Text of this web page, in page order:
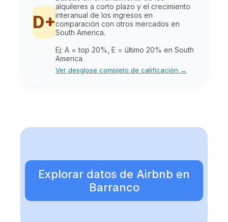
D+
alquileres a corto plazo y el crecimiento
interanual de los ingresos en
comparación con otros mercados en
South America.
Ej: A = top 20%, E = último 20% en South
America.
Ver desglose completo de calificación →
Explorar datos de Airbnb en
Barranco